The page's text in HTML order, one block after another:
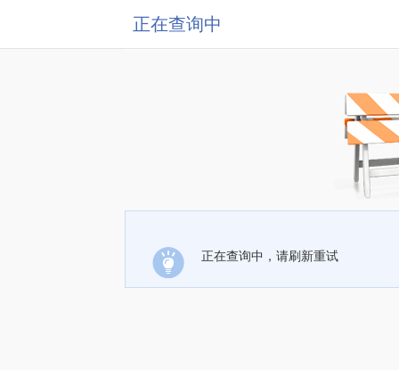
正在查询中
正在查询中，请刷新重试